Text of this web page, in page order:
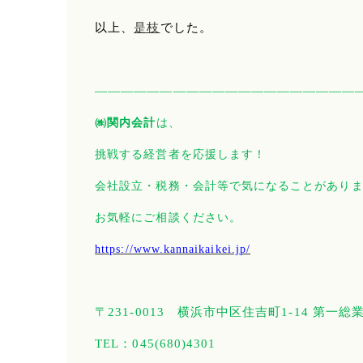
以上、 是枝 でした。
㈱関内会計は、
挑戦する経営者を応援します！
会社設立・税務・会計等で気になることがありま
お気軽にご相談ください。
https://www.kannaikaikei.jp/
〒 231-0013 横浜市中区住吉町1-14 第一総
TEL ：045(680)4301